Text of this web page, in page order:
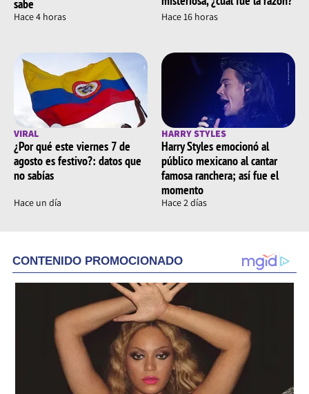
sabe
Hace 4 horas Hace 16 horas
VIRAL
¿Por qué este viernes 7 de
agosto es festivo?: datos que
no sabías
Hace un día
HARRY STYLES
Harry Styles emocionó al
público mexicano al cantar
famosa ranchera; así fue el
momento
Hace 2 días